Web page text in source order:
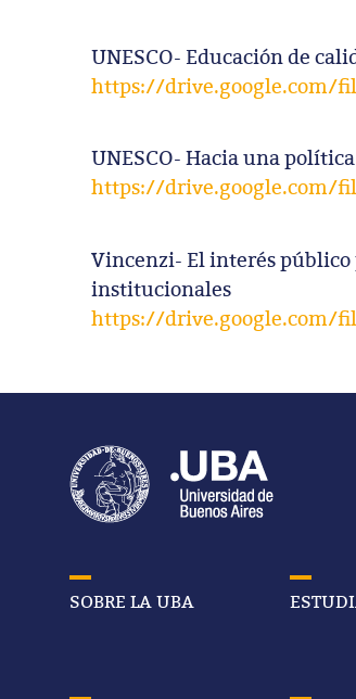
UNESCO- Educación de
https://drive.google.com/
UNESCO- Hacia una
https://drive.google.com/
Vincenzi- El interés público
institucionales
https://drive.google.com/
SOBRE LA UBA